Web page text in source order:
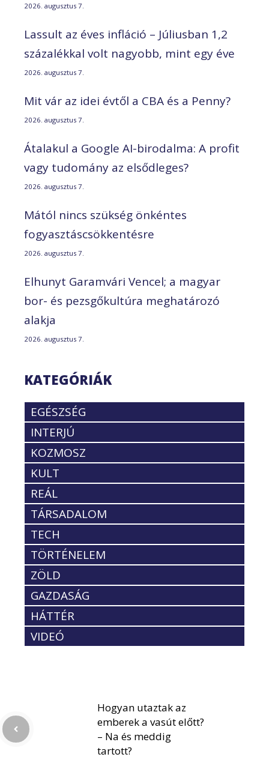
2026. augusztus 7.
Lassult az éves infláció – Júliusban 1,2
százalékkal volt nagyobb, mint egy éve
2026. augusztus 7.
Mit vár az idei évtől a CBA és a Penny?
2026. augusztus 7.
Átalakul a Google AI-birodalma: A profit
vagy tudomány az elsődleges?
2026. augusztus 7.
Mától nincs szükség önkéntes
fogyasztáscsökkentésre
2026. augusztus 7.
Elhunyt Garamvári Vencel; a magyar
bor- és pezsgőkultúra meghatározó
alakja
2026. augusztus 7.
KATEGÓRIÁK
EGÉSZSÉG
INTERJÚ
KOZMOSZ
KULT
REÁL
TÁRSADALOM
TECH
TÖRTÉNELEM
ZÖLD
GAZDASÁG
HÁTTÉR
VIDEÓ
Hogyan utaztak az
emberek a vasút előtt?
– Na és meddig
tartott?